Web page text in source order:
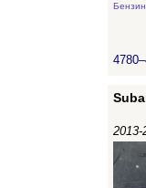
2013-